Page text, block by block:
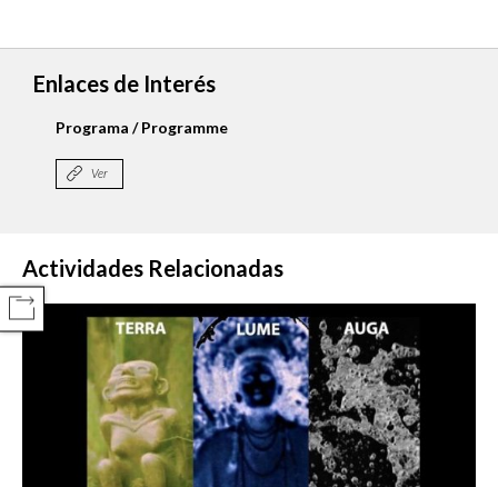
Enlaces de Interés
Programa / Programme
Ver
Actividades Relacionadas